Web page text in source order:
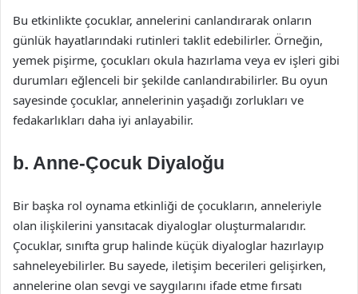
Bu etkinlikte çocuklar, annelerini canlandırarak onların
günlük hayatlarındaki rutinleri taklit edebilirler. Örneğin,
yemek pişirme, çocukları okula hazırlama veya ev işleri gibi
durumları eğlenceli bir şekilde canlandırabilirler. Bu oyun
sayesinde çocuklar, annelerinin yaşadığı zorlukları ve
fedakarlıkları daha iyi anlayabilir.
b. Anne-Çocuk Diyaloğu
Bir başka rol oynama etkinliği de çocukların, anneleriyle
olan ilişkilerini yansıtacak diyaloglar oluşturmalarıdır.
Çocuklar, sınıfta grup halinde küçük diyaloglar hazırlayıp
sahneleyebilirler. Bu sayede, iletişim becerileri gelişirken,
annelerine olan sevgi ve saygılarını ifade etme fırsatı